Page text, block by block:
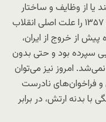
یا از وظایف و ساختار
آن آگاهی ندارند و بی‌طرفی ارتش در سال ۱۳۵۷ را علت اصلی انقلاب
از خروج از ایران،
سپرده بود و حتی بدون
امروز نیز می‌توان
فراخوان‌های نادرست
بدنه ارتش، در برابر